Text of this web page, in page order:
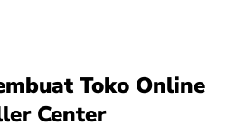
Toko Online
Center